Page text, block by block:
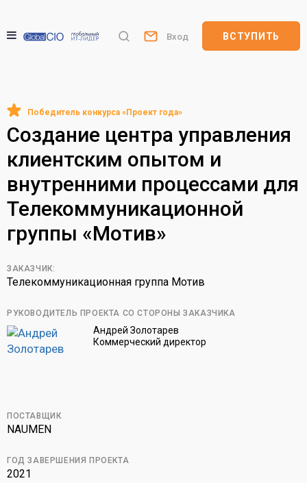
Вход ВСТУПИТЬ
Создание центра управления
клиентским опытом и
внутренними процессами для
Телекоммуникационной
группы «Мотив»
ЗАКАЗЧИК:
Телекоммуникационная группа Мотив
РУКОВОДИТЕЛЬ ПРОЕКТА СО СТОРОНЫ ЗАКАЗЧИКА
Андрей Золотарев
Коммерческий директор
ПОСТАВЩИК
NAUMEN
ГОД ЗАВЕРШЕНИЯ ПРОЕКТА
2021